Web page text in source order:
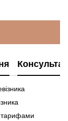
тарифами